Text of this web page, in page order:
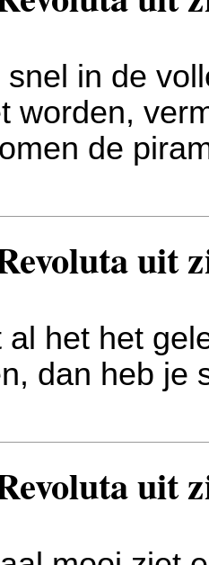
snel in de
worden,
de
uit
al het het
dan heb je
uit